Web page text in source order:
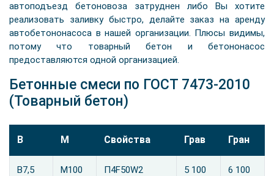
автоподъезд бетоновоза затруднен либо Вы хотите
реализовать заливку быстро, делайте заказ на аренду
автобетононасоса в нашей организации. Плюсы видимы,
потому что товарный бетон и бетононасос
предоставляются одной организацией.
Бетонные смеси по ГОСТ 7473-2010
(Товарный бетон)
В М Свойства Грав Гран
B7,5 М100 П4F50W2 5 100 6 100